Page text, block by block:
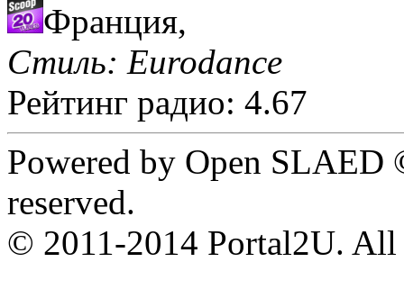
Франция,
Стиль: Eurodance
Рейтинг радио: 4.67
Powered by Open
reserved.
© 2011-2014 Portal2U. All